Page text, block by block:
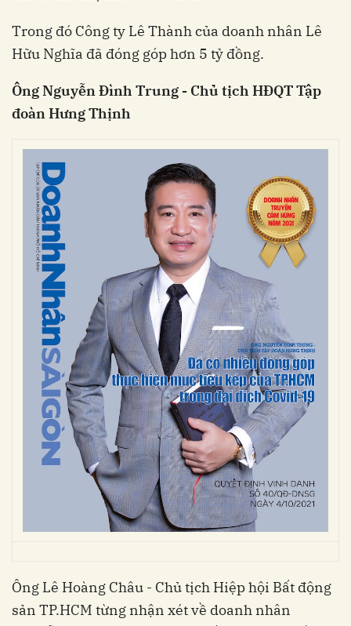
Trong đó Công ty Lê Thành của doanh nhân Lê
Hữu Nghĩa đã đóng góp hơn 5 tỷ đồng.
Ông Nguyễn Đình Trung - Chủ tịch HĐQT Tập
đoàn Hưng Thịnh
Ông Lê Hoàng Châu - Chủ tịch Hiệp hội Bất động
sản TP.HCM từng nhận xét về doanh nhân